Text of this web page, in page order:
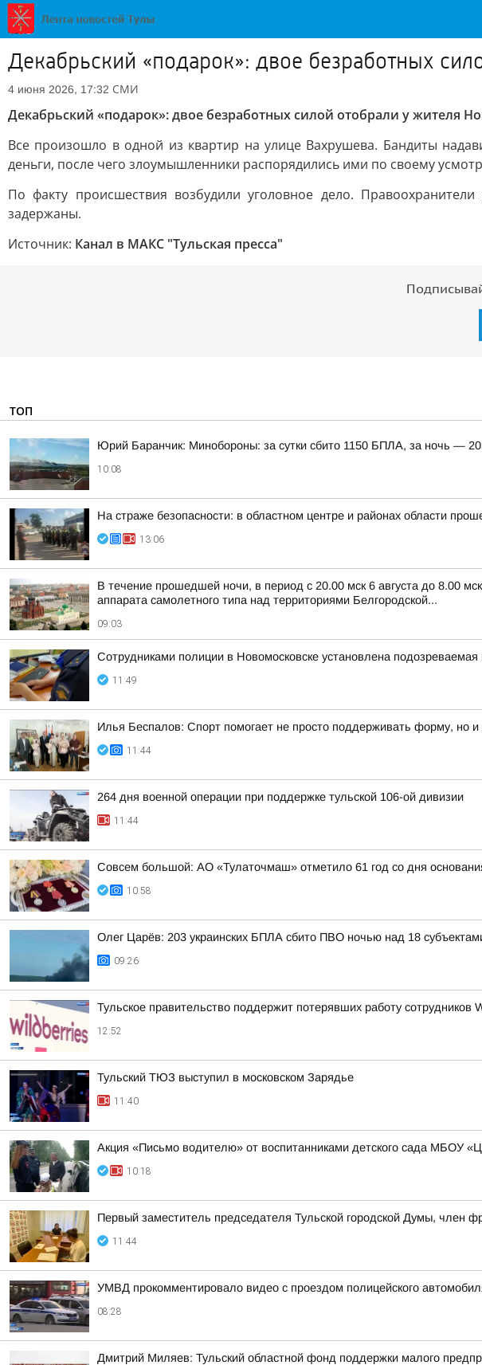
Декабрьский «подарок»: двое безработных
4 июня 2026, 17:32 СМИ
Декабрьский «подарок»: двое безработных силой отобрали у жителя
Все произошло в одной из квартир на улице Вахрушева. Бандиты
деньги, после чего злоумышленники распорядились ими по своему
По факту происшествия возбудили уголовное дело.
задержаны.
Источник: Канал в МАКС "Тульская пресса"
ТОП
Юрий Баранчик: Минобороны: за сутки сбито 1150 БПЛА, за ночь —
10:08
На страже безопасности: в областном центре и районах области
13:06
В течение прошедшей ночи, в период с 20.00 мск 6 августа до 8.00
аппарата самолетного типа над территориями Белгородской...
09:03
Сотрудниками полиции в Новомосковске установлена
11:49
Илья Беспалов: Спорт помогает не просто поддерживать форму, но и
11:44
264 дня военной операции при поддержке тульской 106-ой дивизии
11:44
Совсем большой: АО «Тулаточмаш» отметило 61 год со дня
10:58
Олег Царёв: 203 украинских БПЛА сбито ПВО ночью над 18
09:26
Тульское правительство поддержит потерявших работу
12:52
Тульский ТЮЗ выступил в московском Зарядье
11:40
Акция «Письмо водителю» от воспитанниками детского сада МБОУ
10:18
Первый заместитель председателя Тульской городской Думы, член
11:44
УМВД прокомментировало видео с проездом полицейского
08:28
Дмитрий Миляев: Тульский областной фонд поддержки малого